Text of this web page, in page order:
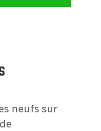
neufs sur